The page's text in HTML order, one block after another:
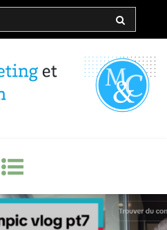
– IAE Bordeaux